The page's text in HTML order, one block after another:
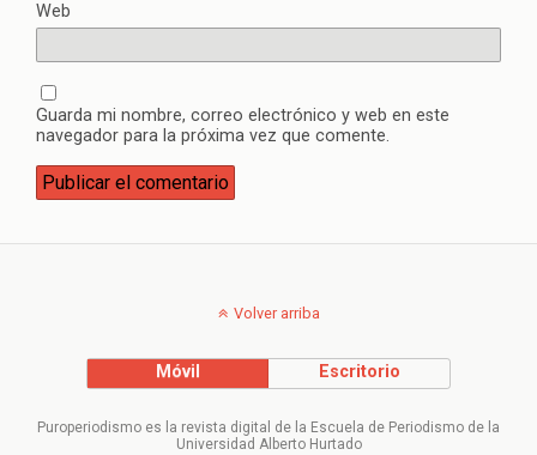
Web
Guarda mi nombre, correo electrónico y web en este
navegador para la próxima vez que comente.
Volver arriba
Móvil Escritorio
Puroperiodismo es la revista digital de la Escuela de Periodismo de la
Universidad Alberto Hurtado